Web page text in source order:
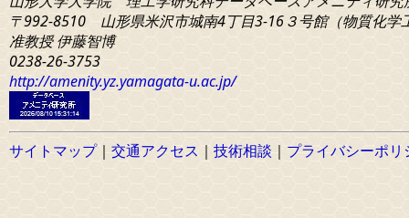
〒992-8510 山形県米沢市城南4丁目3-16３号館（物質化学
准教授 伊藤智博
0238-26-3753
http://amenity.yz.yamagata-u.ac.jp/
サイトマップ｜ 交通アクセス ｜ 技術相談 ｜ プライバシーポリ